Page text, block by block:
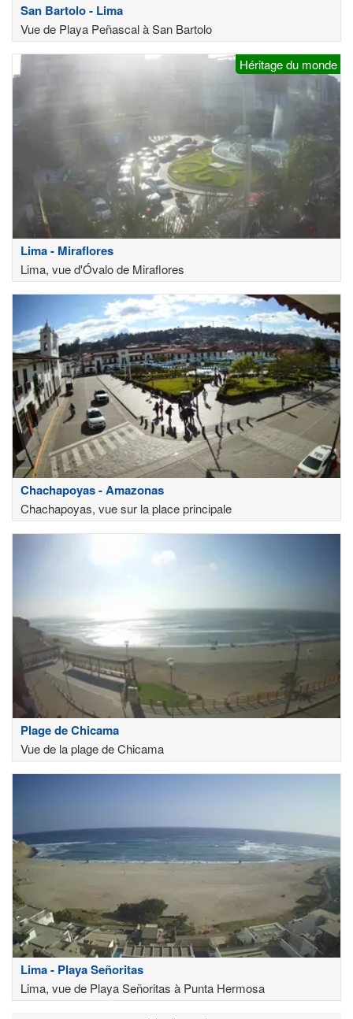
San Bartolo - Lima
Vue de Playa Peñascal à San Bartolo
Héritage du monde
Lima - Miraflores
Lima, vue d'Óvalo de Miraflores
Chachapoyas - Amazonas
Chachapoyas, vue sur la place principale
Plage de Chicama
Vue de la plage de Chicama
Lima - Playa Señoritas
Lima, vue de Playa Señoritas à Punta Hermosa